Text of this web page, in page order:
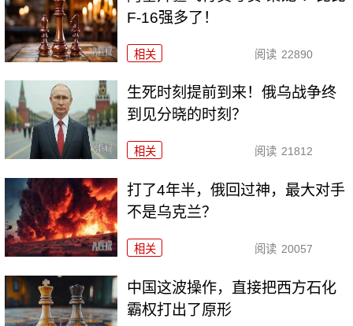
F-16强多了！
相关 阅读 22890
生死时刻提前到来！俄乌战争终
到见分晓的时刻？
相关 阅读 21812
打了4年半，俄回过神，最大对手
不是乌克兰？
相关 阅读 20057
中国这波操作，直接把西方石化
霸权打出了原形